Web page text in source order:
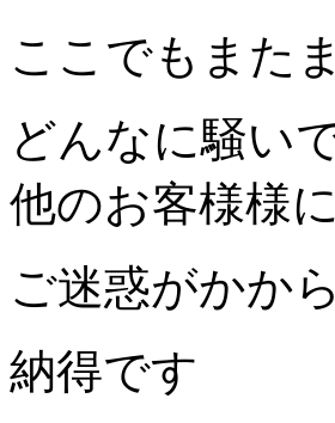
ここでもまた
どんなに騒い
他のお客様様に
ご迷惑がかか
納得です